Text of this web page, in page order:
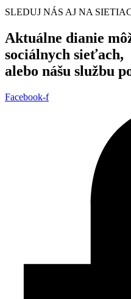
SLEDUJ NÁS AJ NA
Aktuálne dianie
sociálnych sieťach,
alebo nášu službu
Facebook-f